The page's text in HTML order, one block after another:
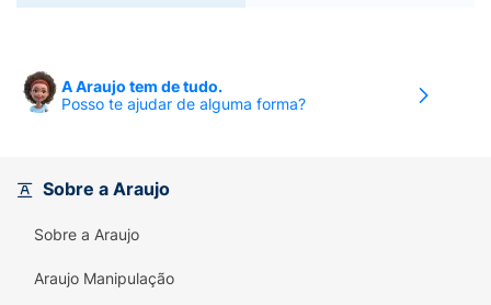
A Araujo tem de tudo.
Posso te ajudar de alguma forma?
Sobre a Araujo
Sobre a Araujo
Araujo Manipulação